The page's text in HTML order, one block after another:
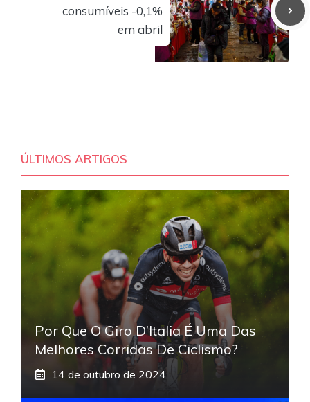
consumíveis -0,1%
em abril
ÚLTIMOS ARTIGOS
Por Que O Giro D’Italia É Uma Das
Melhores Corridas De Ciclismo?
14 de outubro de 2024